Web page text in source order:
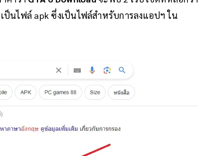
ป็นไฟล์ apk ซึ่งเป็นไฟล์สำหรับการลงแอปฯ ใน